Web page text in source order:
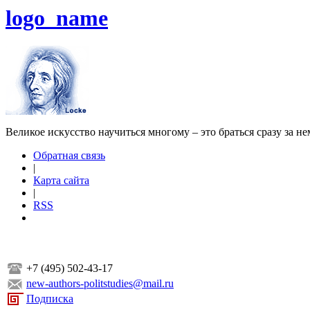
logo_name
Великое искусство научиться многому – это браться сразу за
Обратная связь
|
Карта сайта
|
RSS
+7 (495) 502-43-17
new-authors-politstudies@mail.ru
Подписка